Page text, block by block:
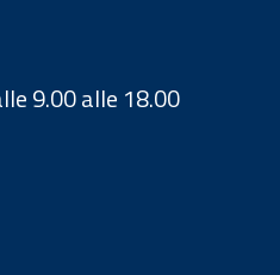
9.00 alle 18.00